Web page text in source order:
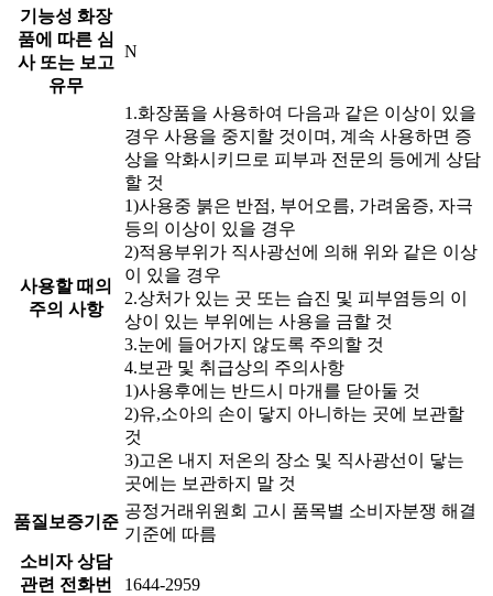
기능성 화장
품에 따른 심
사 또는 보고
유무
N
사용할 때의
주의 사항
1.화장품을 사용하여 다음과 같은 이상이 있을
경우 사용을 중지할 것이며, 계속 사용하면 증
상을 악화시키므로 피부과 전문의 등에게 상담
할 것
1)사용중 붉은 반점, 부어오름, 가려움증, 자극
등의 이상이 있을 경우
2)적용부위가 직사광선에 의해 위와 같은 이상
이 있을 경우
2.상처가 있는 곳 또는 습진 및 피부염등의 이
상이 있는 부위에는 사용을 금할 것
3.눈에 들어가지 않도록 주의할 것
4.보관 및 취급상의 주의사항
1)사용후에는 반드시 마개를 닫아둘 것
2)유,소아의 손이 닿지 아니하는 곳에 보관할
것
3)고온 내지 저온의 장소 및 직사광선이 닿는
곳에는 보관하지 말 것
품질보증기준
공정거래위원회 고시 품목별 소비자분쟁 해결
기준에 따름
소비자 상담
관련 전화번
1644-2959